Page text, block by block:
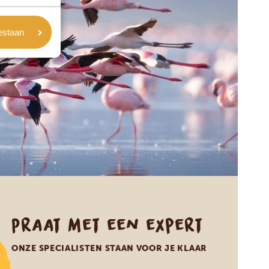
Praat met een expert
ONZE SPECIALISTEN STAAN VOOR JE KLAAR